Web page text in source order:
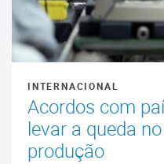
INTERNACIONAL
Acordos com
levar a queda
produção